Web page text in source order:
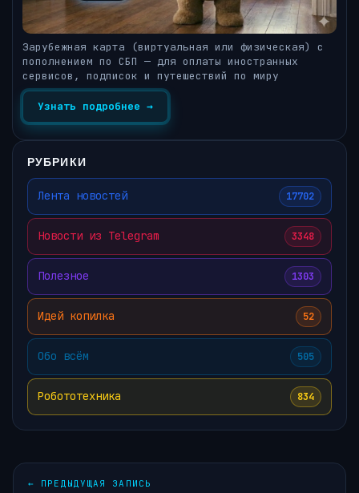
Зарубежная карта (виртуальная или физическая) с
пополнением по СБП — для оплаты иностранных
сервисов, подписок и путешествий по миру
Узнать подробнее →
РУБРИКИ
Лента новостей 17702
Новости из Telegram 3348
Полезное 1303
Идей копилка 52
Обо всём 505
Робототехника 834
← ПРЕДЫДУЩАЯ ЗАПИСЬ